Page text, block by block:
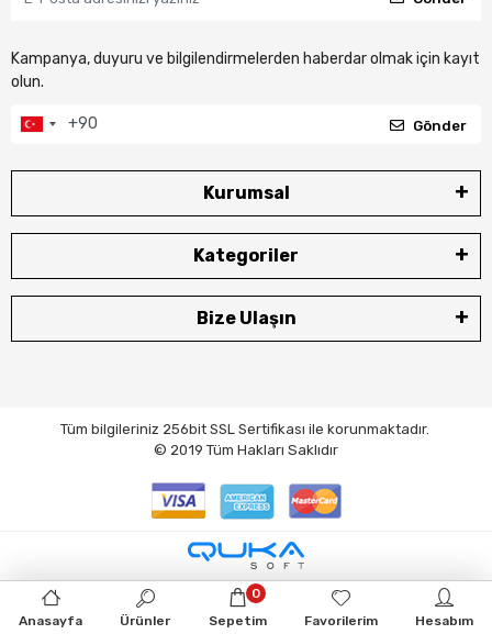
Kampanya, duyuru ve bilgilendirmelerden haberdar olmak için kayıt
olun.
Gönder
Kurumsal
Kategoriler
Bize Ulaşın
Tüm bilgileriniz 256bit SSL Sertifikası ile korunmaktadır.
© 2019 Tüm Hakları Saklıdır
Anasayfa Ürünler Sepetim
0
Favorilerim
Hesabım